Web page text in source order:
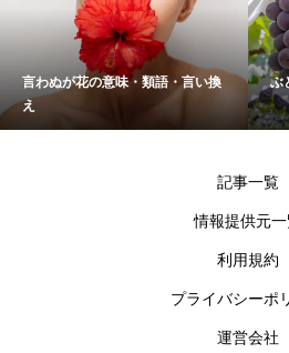
言わぬが花の意味・類語・言い換
え
ぶ
記事一覧
情報提供元
利用規約
プライバシーポ
運営会社